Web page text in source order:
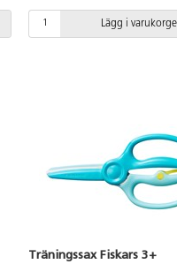
Lägg i
Träningssax Fiskars 3+